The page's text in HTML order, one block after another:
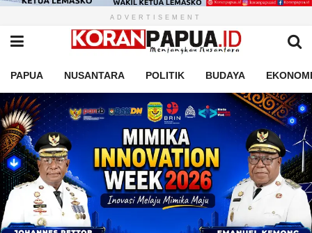
ADVERTISEMENT
PAPUA NUSANTARA POLITIK BUDAYA EKONOMI